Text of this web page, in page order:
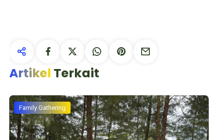
Artikel Terkait
Family Gathering